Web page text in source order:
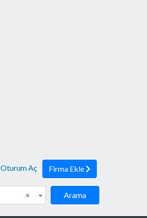
Oturum Aç Firma Ekle
× Arama